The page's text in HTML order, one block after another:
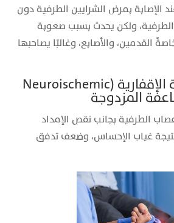
الإصابة بمرض الشرايين الطرفية دون
الطرفية، ولكن يحدث بسبب صعوبة
القدمين، والأصابع، وغالبًا يصاحبها
3- القرح العصبية الإقفارية (Neuroischemic
الطرفية بجانب نقص الإمداد
غياب الإحساس، وضعف تدفق